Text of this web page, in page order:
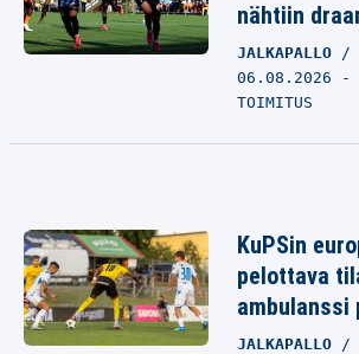
nähtiin
JALKAPALLO
06.08.2026 -
TOIMITUS
KuPSin
pelottava
ambulanssi
JALKAPALLO